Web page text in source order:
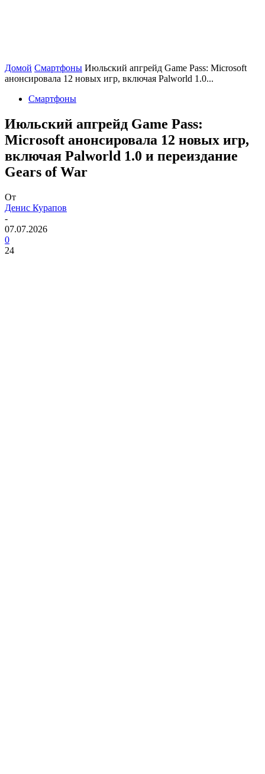
Домой Смартфоны Июльский апгрейд Game Pass: Microsoft
анонсировала 12 новых игр, включая Palworld 1.0...
Смартфоны
Июльский апгрейд Game Pass:
Microsoft анонсировала 12 новых игр,
включая Palworld 1.0 и переиздание
Gears of War
От
Денис Курапов
-
07.07.2026
0
24